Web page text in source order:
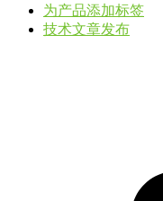
为产品添加标签
技术文章发布